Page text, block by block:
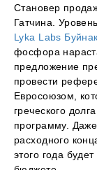
Становер
Гатчина.
Lyka Labs
фосфора
предложение
провести
Евросоюзом,
греческого
программу.
расходного
этого года